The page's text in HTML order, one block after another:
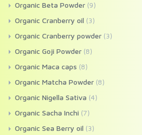
Organic Beta Powder (9)
Organic Cranberry oil (3)
Organic Cranberry powder (3)
Organic Goji Powder (8)
Organic Maca caps (8)
Organic Matcha Powder (8)
Organic Nigella Sativa (4)
Organic Sacha Inchi (7)
Organic Sea Berry oil (3)